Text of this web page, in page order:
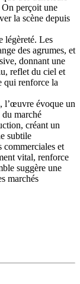
On perçoit une
la scène depuis
légèreté. Les
des agrumes, et
donnant une
reflet du ciel et
qui renforce la
l’œuvre évoque un
marché
créant un
subtile
commerciales et
vital, renforce
suggère une
marchés